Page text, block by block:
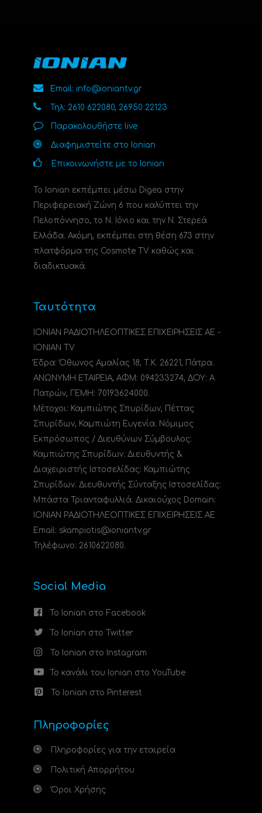
Email: info@ioniantv.gr
Τηλ: 2610 622080, 26950 22123
Παρακολουθήστε live
Διαφημιστείτε στο Ionian
Επικοινωνήστε με το Ionian
Το Ionian εκπέμπει μέσω Digea στην
Περιφερειακή Ζώνη 6 που καλύπτει την
Πελοπόννησο, το N. Ιόνιο και την Ν. Στερεά
Ελλάδα. Ακόμη, εκπέμπει στη θέση 673 στην
πλατφόρμα της Cosmote TV καθώς και
διαδικτυακά.
Ταυτότητα
ΙΟΝΙΑΝ ΡΑΔΙΟΤΗΛΕΟΠΤΙΚΕΣ ΕΠΙΧΕΙΡΗΣΕΙΣ ΑΕ -
IONIAN TV
Έδρα: Όθωνος Αμαλίας 18, Τ.Κ. 26221, Πάτρα.
ΑΝΩΝΥΜΗ ΕΤΑΙΡΕΙΑ, ΑΦΜ: 094233274, ΔΟΥ: A
Πατρών, ΓΕΜΗ: 70193624000.
Μέτοχοι: Καμπιώτης Σπυρίδων, Πέττας
Σπυρίδων, Καμπιώτη Ευγενία. Νόμιμος
Εκπρόσωπος / Διευθύνων Σύμβουλος:
Καμπιώτης Σπυρίδων. Διευθυντής &
Διαχειριστής Ιστοσελίδας: Καμπιώτης
Σπυρίδων. Διευθυντής Σύνταξης Ιστοσελίδας:
Μπάστα Τριανταφυλλιά. Δικαιούχος Domain:
ΙΟΝΙΑΝ ΡΑΔΙΟΤΗΛΕΟΠΤΙΚΕΣ ΕΠΙΧΕΙΡΗΣΕΙΣ ΑΕ
Email: skampiotis@ioniantv.gr
Τηλέφωνο: 2610622080.
Social Media
Το Ionian στο Facebook
Το Ionian στο Twitter
Το Ionian στο Instagram
Το κανάλι του Ionian στο YouTube
Το Ionian στο Pinterest
Πληροφορίες
Πληροφορίες για την εταιρεία
Πολιτική Απορρήτου
Όροι Χρήσης